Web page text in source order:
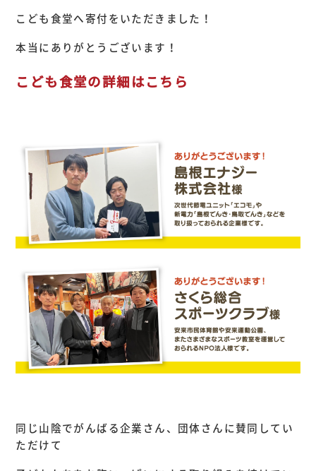
こども食堂へ寄付をいただきました！
本当にありがとうございます！
こども食堂の詳細はこちら
同じ山陰でがんばる企業さん、団体さんに賛同してい
ただけて